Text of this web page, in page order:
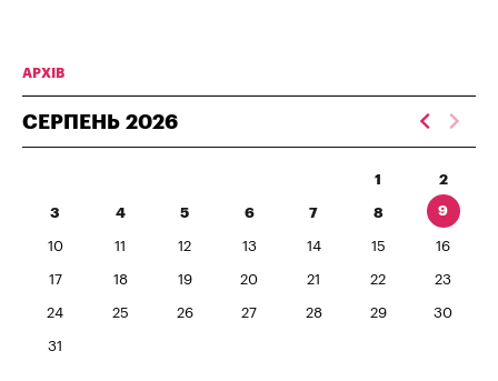
АРХІВ
СЕРПЕНЬ 2026
1 2
3 4 5 6 7 8 9
10 11 12 13 14 15 16
17 18 19 20 21 22 23
24 25 26 27 28 29 30
31